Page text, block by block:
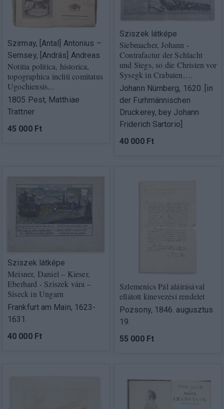
Szirmay, [Antal] Antonius –
Semsey, [András] Andreas
Notitia politica, historica,
topographica incliti comitatus
Ugochiensis...
1805 Pest, Matthiae
Trattner
45 000 Ft
Sziszek látképe
Siebmacher, Johann -
Contrafactur der Schlacht
und Siegs, so die Christen vor
Sysegk in Crabaten,…
Johann Nürnberg, 1620. [in
der Furhmännischen
Druckerey, bey Johann
Friderich Sartorio]
40 000 Ft
Sziszek látképe
Meisner, Daniel – Kieser,
Eberhard - Sziszek vára –
Siseck in Ungarn
Frankfurt am Main, 1623-
1631.
40 000 Ft
Szlemenics Pál aláírásával
ellátott kinevezési rendelet
Pozsony, 1846. augusztus
19.
55 000 Ft